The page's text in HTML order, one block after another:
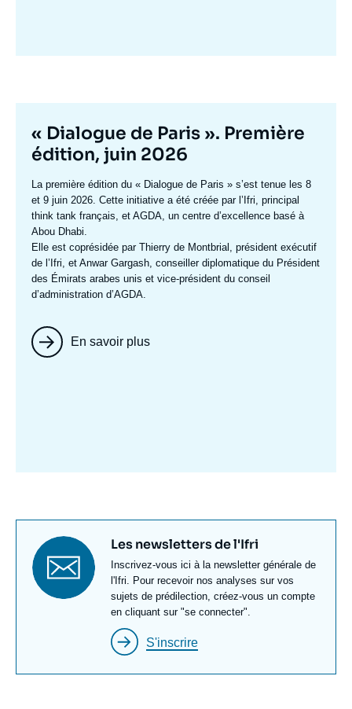
Titre
mis
en
avant
« Dialogue de Paris ». Première
édition, juin 2026
Texte
accroche
La première édition du « Dialogue de Paris » s’est tenue les 8
et 9 juin 2026. Cette initiative a été créée par l’Ifri, principal
think tank français, et AGDA, un centre d’excellence basé à
Abou Dhabi.
Elle est coprésidée par Thierry de Montbrial , président exécutif
de l’Ifri, et Anwar Gargash, conseiller diplomatique du Président
des Émirats arabes unis et vice-président du conseil
d’administration d’AGDA.
En savoir plus
Titre
newsletter
Les newsletters de l'Ifri
Texte
Newsletter
Inscrivez-vous ici à la newsletter générale de
l'Ifri. Pour recevoir nos analyses sur vos
sujets de prédilection, créez-vous un compte
en cliquant sur "se connecter".
S'inscrire